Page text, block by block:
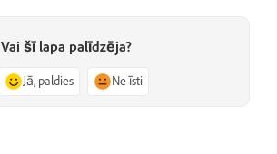
Vai šī lapa palīdzēja?
Jā, paldies Ne īsti